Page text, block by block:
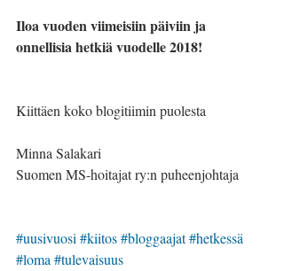
Iloa vuoden viimeisiin päiviin ja
onnellisia hetkiä vuodelle 2018!
Kiittäen koko blogitiimin puolesta
Minna Salakari
Suomen MS-hoitajat ry:n puheenjohtaja
#uusivuosi#kiitos#bloggaajat#hetkessä
#loma#tulevaisuus